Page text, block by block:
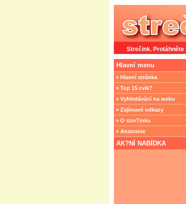
Strečink. Protáhněte
Hlavní menu
» Hlavní stránka
» Top 15 cvik?
» Vyhledávání na webu
» Zajímavé odkazy
» O stre?inku
» Anatomie
AK?NÍ NABÍDKA